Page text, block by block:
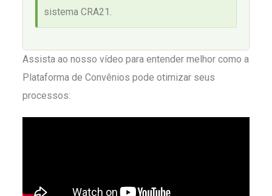
sistema CRA21.
Assista ao nosso vídeo para entender melhor como a
Plataforma de Convênios pode otimizar seus
processos: